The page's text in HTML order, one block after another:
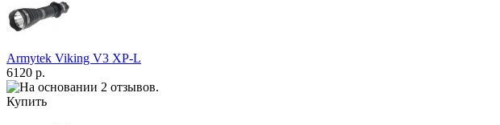
Armytek Viking V3 XP-L
6120 р.
Купить